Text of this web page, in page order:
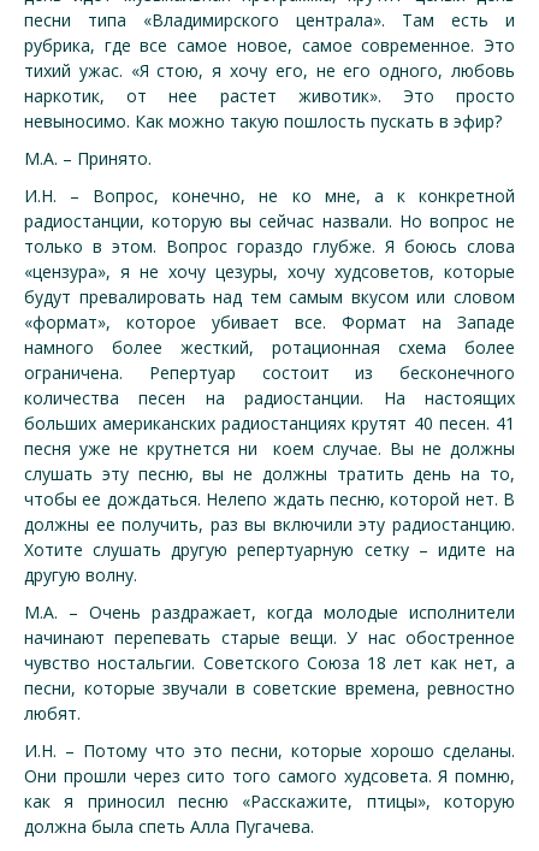
песни типа «Владимирского централа». Там есть и
рубрика, где все самое новое, самое современное. Это
тихий ужас. «Я стою, я хочу его, не его одного, любовь
наркотик, от нее растет животик». Это просто
невыносимо. Как можно такую пошлость пускать в эфир?
М.А. – Принято.
И.Н. – Вопрос, конечно, не ко мне, а к конкретной
радиостанции, которую вы сейчас назвали. Но вопрос не
только в этом. Вопрос гораздо глубже. Я боюсь слова
«цензура», я не хочу цезуры, хочу худсоветов, которые
будут превалировать над тем самым вкусом или словом
«формат», которое убивает все. Формат на Западе
намного более жесткий, ротационная схема более
ограничена. Репертуар состоит из бесконечного
количества песен на радиостанции. На настоящих
больших американских радиостанциях крутят 40 песен. 41
песня уже не крутнется ни коем случае. Вы не должны
слушать эту песню, вы не должны тратить день на то,
чтобы ее дождаться. Нелепо ждать песню, которой нет. В
должны ее получить, раз вы включили эту радиостанцию.
Хотите слушать другую репертуарную сетку – идите на
другую волну.
М.А. – Очень раздражает, когда молодые исполнители
начинают перепевать старые вещи. У нас обостренное
чувство ностальгии. Советского Союза 18 лет как нет, а
песни, которые звучали в советские времена, ревностно
любят.
И.Н. – Потому что это песни, которые хорошо сделаны.
Они прошли через сито того самого худсовета. Я помню,
как я приносил песню «Расскажите, птицы», которую
должна была спеть Алла Пугачева.